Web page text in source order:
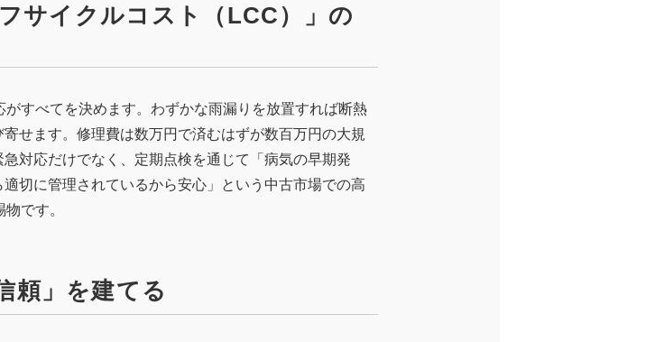
サイクルコスト（LCC）」の
すべてを決めます。わずかな雨漏りを放置すれば断熱
せます。修理費は数万円で済むはずが数百万円の大規
対応だけでなく、定期点検を通じて「病気の早期発
切に管理されているから安心」という中古市場での高
です。
頼」を建てる